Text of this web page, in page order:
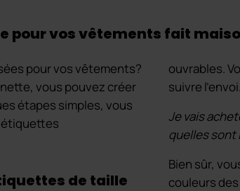
vos vêtements fait
pour vos vêtements?
vous pouvez créer
étapes simples, vous
étiquettes
de taille
ouvrables.
suivre
Je vais
quelles sont
Bien sûr,
couleurs